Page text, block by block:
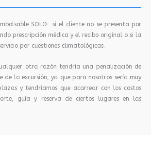
SOLO si el cliente no se presenta por
prescripción médica y el recibo original o si la
por cuestiones climatológicas.
otra razón tendría una penalización de
de la excursión, ya que para nosotros sería muy
y tendríamos que acarrear con los costos
guía y reserva de ciertos lugares en las